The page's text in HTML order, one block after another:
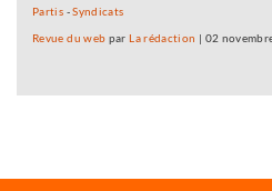
Partis -Syndicats
Revue du web parLa rédaction | 02